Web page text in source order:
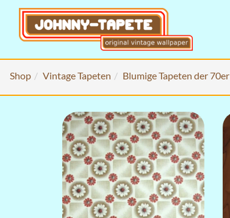
Shop Vintage Tapeten Blumige Tapeten der 70er